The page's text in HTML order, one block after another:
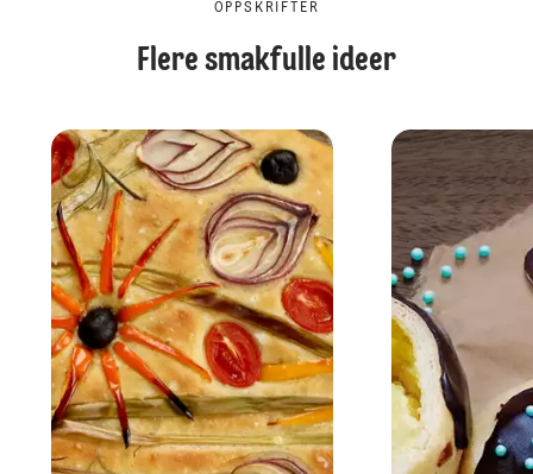
OPPSKRIFTER
Flere smakfulle ideer